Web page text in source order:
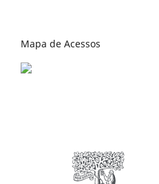
Mapa de Acessos